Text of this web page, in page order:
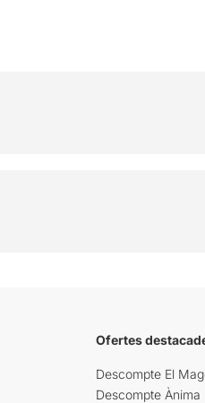
Ofertes
Descompte El
Descompte Ànima